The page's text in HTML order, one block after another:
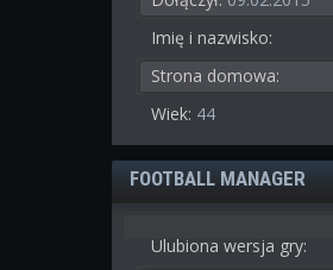
Imię i nazwisko:
Strona domowa:
Wiek: 44
FOOTBALL MANAGER
Ulubiona wersja gry: